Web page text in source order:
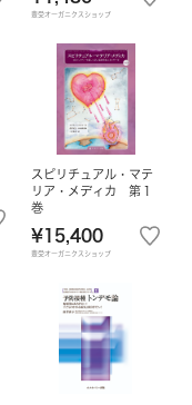
豊受オーガニクスショップ
スピリチュアル・マテ
リア・メディカ 第１
巻
¥15,400
豊受オーガニクスショップ